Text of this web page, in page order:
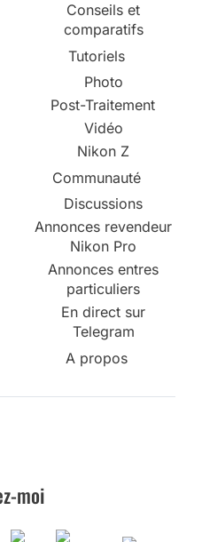
Conseils et
comparatifs
Tutoriels
Photo
Post-Traitement
Vidéo
Nikon Z
Communauté
Discussions
Annonces revendeur
Nikon Pro
Annonces entres
particuliers
En direct sur
Telegram
A propos
moi